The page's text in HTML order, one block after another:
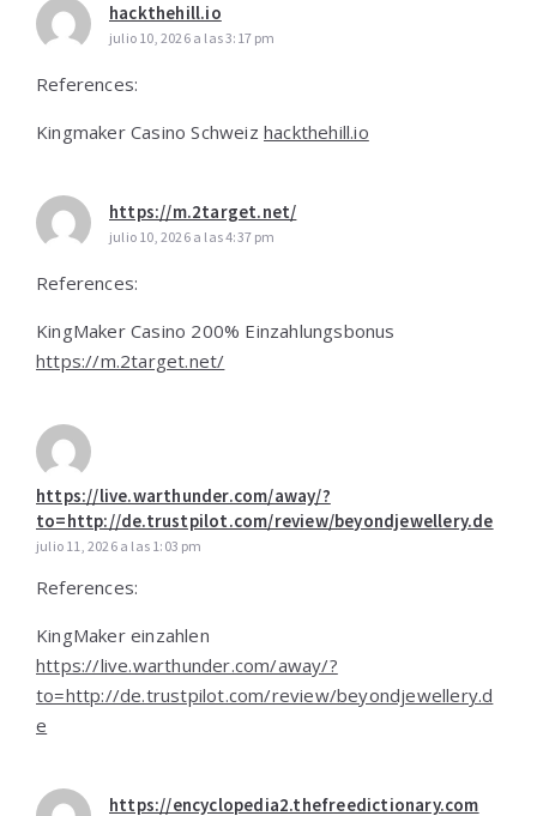
hackthehill.io
julio 10, 2026 a las 3:17 pm
References:
Kingmaker Casino Schweiz hackthehill.io
https://m.2target.net/
julio 10, 2026 a las 4:37 pm
References:
KingMaker Casino 200% Einzahlungsbonus
https://m.2target.net/
https://live.warthunder.com/away/?
to=http://de.trustpilot.com/review/beyondjewellery.de
julio 11, 2026 a las 1:03 pm
References:
KingMaker einzahlen
https://live.warthunder.com/away/?
to=http://de.trustpilot.com/review/beyondjewellery.d
e
https://encyclopedia2.thefreedictionary.com